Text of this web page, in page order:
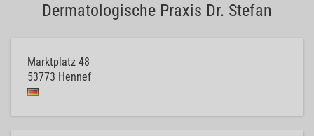
Dermatologische Praxis Dr. Stefan
Marktplatz 48
53773 Hennef